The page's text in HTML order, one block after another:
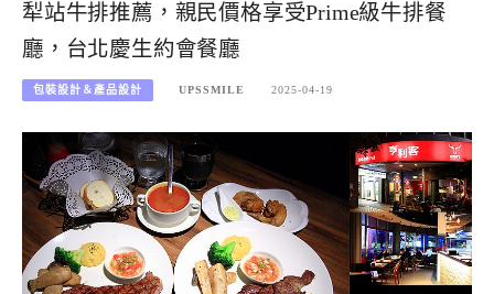
犁站牛排推薦，親民價格享受Prime級牛排餐
廳，台北慶生約會餐廳
包裝設計＆產品設計 UPSSMILE 2025-04-19